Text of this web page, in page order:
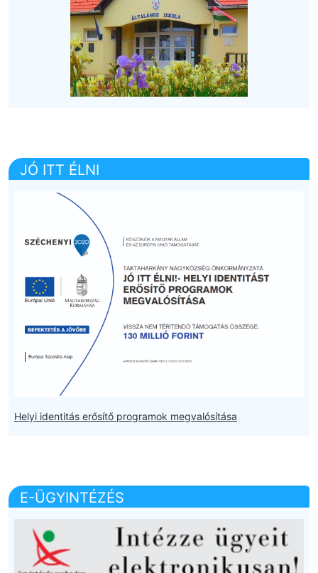
JÓ ITT ÉLNI
Helyi identitás erősítő programok megvalósítása
E-ÜGYINTÉZÉS